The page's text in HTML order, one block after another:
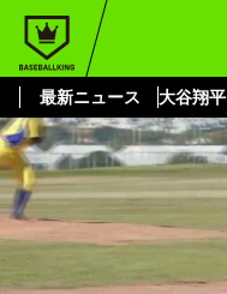
最新ニュース 大谷翔平